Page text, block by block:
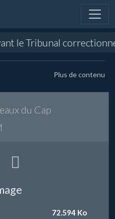
Tribunal
Plus de contenu
du Cap
72.594 Ko